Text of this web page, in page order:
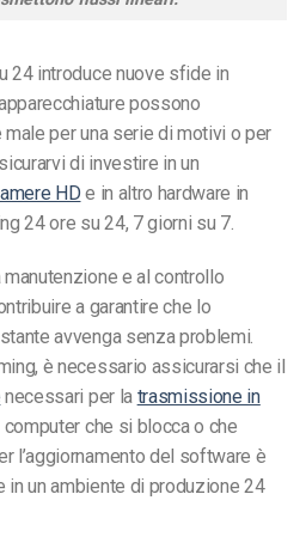
24 introduce nuove sfide in
possono
per una serie di motivi o per
di investire in un
HD e in altro hardware in
24 ore su 24, 7 giorni su 7.
e al controllo
a garantire che lo
avvenga senza problemi.
è necessario assicurarsi che il
necessari per la trasmissione in
che si blocca o che
l’aggiornamento del software è
in un ambiente di produzione 24